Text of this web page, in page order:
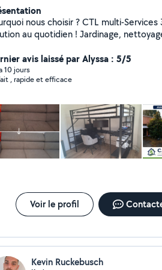
nous choisir ? CTL multi-Services 33 Votre
au quotidien ! Jardinage,
; plomberie etc.... Nous sommes là
la vie avec des services rapides,
vos besoins. Travail soigné et professionnel
Zone d'intervention : Gironde
avis laissé par Alyssa : 5/5
10 jours
, rapide et efficace
Voir le profil
Kevin Ruckebusch